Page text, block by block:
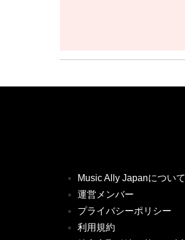
Music Ally Japanについて
運営メンバー
プライバシーポリシー
利用規約